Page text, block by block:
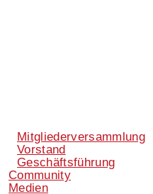
Mitgliederversammlung
Vorstand
Geschäftsführung
Community
Medien